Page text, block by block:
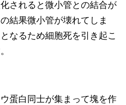
されると微小管との結合が
結果微小管が壊れてしま
なるため細胞死を引き起こ
蛋白同士が集まって塊を作